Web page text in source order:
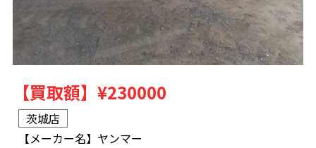
【買取額】 ¥230000
茨城店
【メーカー名】 ヤンマー